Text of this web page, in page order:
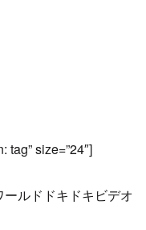
tag” size=”24″]
ルドドキドキビデオ